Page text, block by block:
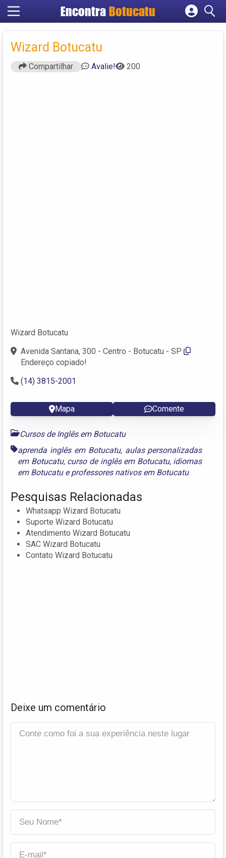
EncontraBotucatu
Cadastrar empresa
Wizard Botucatu
Compartilhar Avalie! 200
Wizard Botucatu
Avenida Santana, 300 - Centro - Botucatu - SP
Endereço copiado!
(14) 3815-2001
Mapa Comente
Cursos de Inglês em Botucatu
aprenda inglês em Botucatu, aulas personalizadas
em Botucatu, curso de inglês em Botucatu, idiomas
em Botucatueprofessores nativos em Botucatu
Pesquisas Relacionadas
Whatsapp Wizard Botucatu
Suporte Wizard Botucatu
Atendimento Wizard Botucatu
SAC Wizard Botucatu
Contato Wizard Botucatu
Deixe um comentário